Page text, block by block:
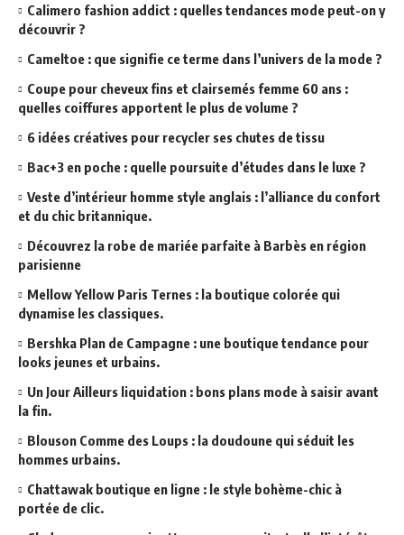
Calimero fashion addict : quelles tendances mode peut-on y
découvrir ?
Cameltoe : que signifie ce terme dans l’univers de la mode ?
Coupe pour cheveux fins et clairsemés femme 60 ans :
quelles coiffures apportent le plus de volume ?
6 idées créatives pour recycler ses chutes de tissu
Bac+3 en poche : quelle poursuite d’études dans le luxe ?
Veste d’intérieur homme style anglais : l’alliance du confort
et du chic britannique.
Découvrez la robe de mariée parfaite à Barbès en région
parisienne
Mellow Yellow Paris Ternes : la boutique colorée qui
dynamise les classiques.
Bershka Plan de Campagne : une boutique tendance pour
looks jeunes et urbains.
Un Jour Ailleurs liquidation : bons plans mode à saisir avant
la fin.
Blouson Comme des Loups : la doudoune qui séduit les
hommes urbains.
Chattawak boutique en ligne : le style bohème-chic à
portée de clic.